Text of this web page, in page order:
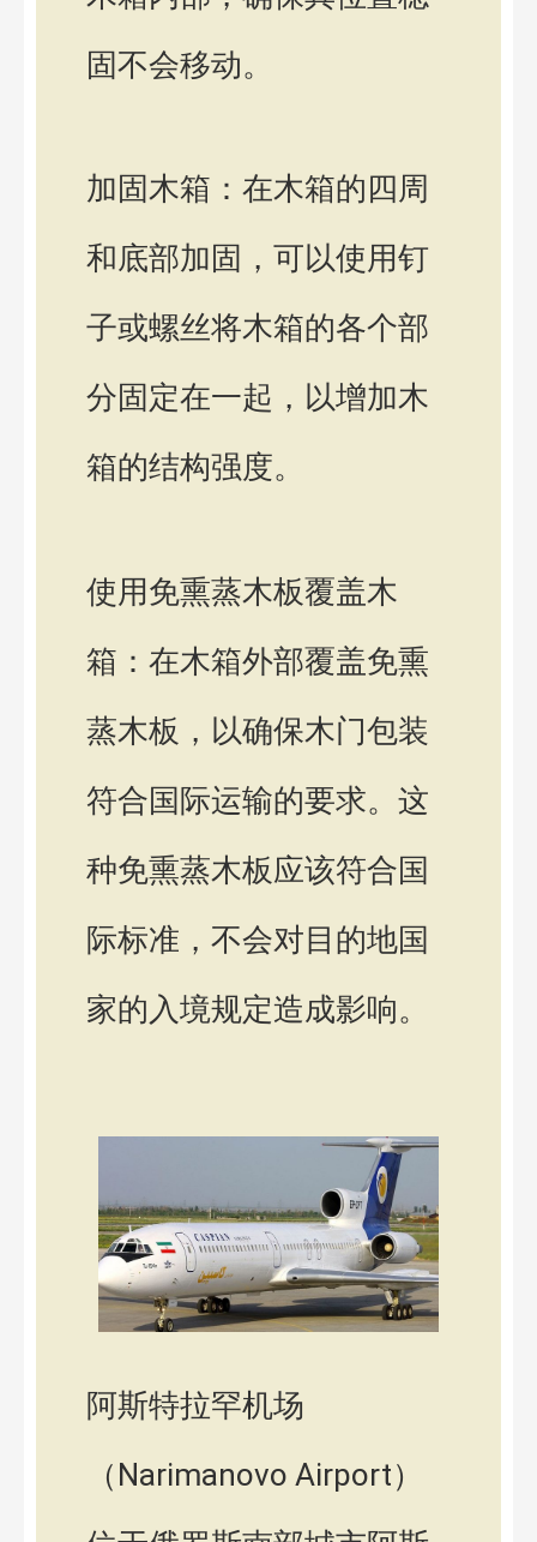
固不会移动。
加固木箱：在木箱的四周
和底部加固，可以使用钉
子或螺丝将木箱的各个部
分固定在一起，以增加木
箱的结构强度。
使用免熏蒸木板覆盖木
箱：在木箱外部覆盖免熏
蒸木板，以确保木门包装
符合国际运输的要求。这
种免熏蒸木板应该符合国
际标准，不会对目的地国
家的入境规定造成影响。
阿斯特拉罕机场
（Narimanovo Airport）